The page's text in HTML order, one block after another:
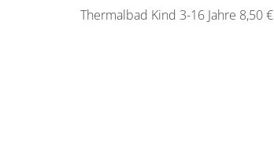
Thermalbad Kind 3-16 Jahre 8,50 €